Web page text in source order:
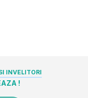
INVELITORI
!